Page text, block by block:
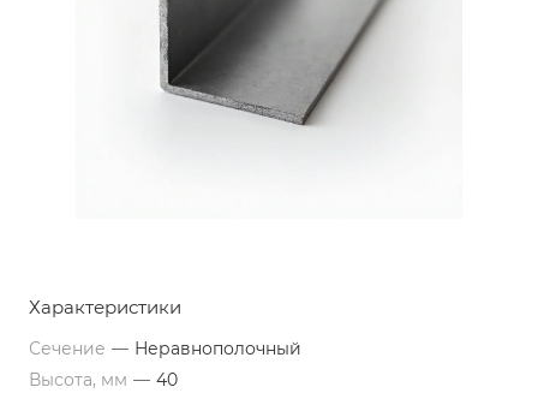
Характеристики
Сечение — Неравнополочный
Высота, мм — 40